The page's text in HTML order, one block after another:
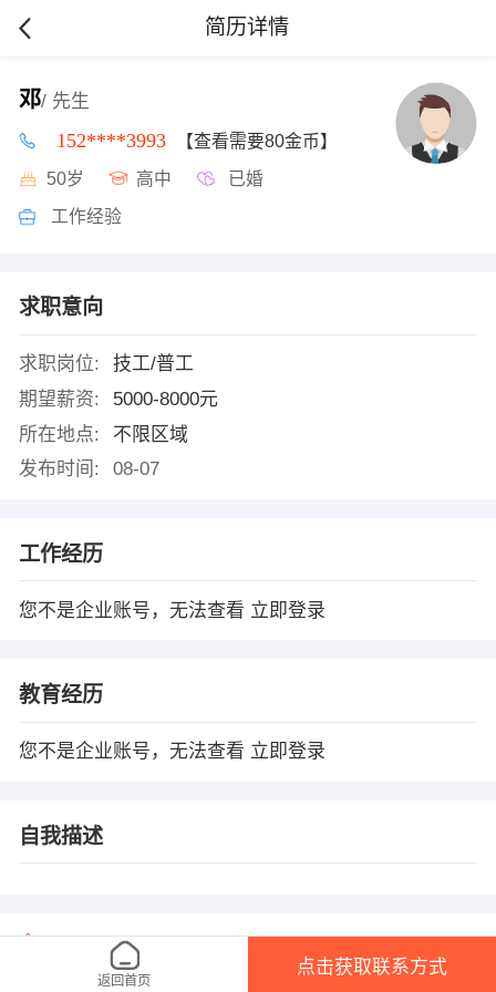
简历详情
邓/ 先生
152****3993 【查看需要80金币】
50岁 高中 已婚
工作经验
求职意向
求职岗位:
技工/普工
期望薪资:
5000-8000元
所在地点:
不限区域
发布时间:
08-07
工作经历
您不是企业账号，无法查看 立即登录
教育经历
您不是企业账号，无法查看 立即登录
自我描述
1、本平台仅供信息发布，任何收取押金、保证金均有可能涉 及诈骗，请微友
返回首页
点击获取联系方式